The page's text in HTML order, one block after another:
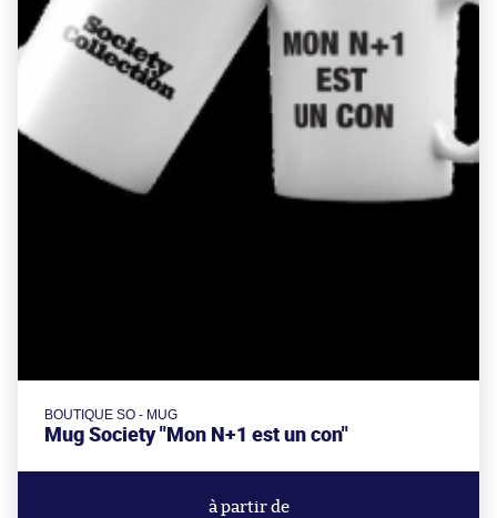
BOUTIQUE SO - MUG
Mug Society "Mon N+1 est un con"
à partir de